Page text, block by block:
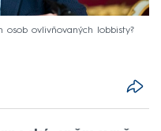
ovlivňovaných lobbisty?